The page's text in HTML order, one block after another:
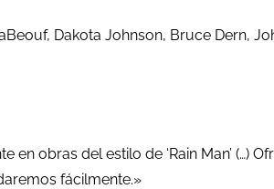
Dakota Johnson, Bruce Dern,
en obras del estilo de ‘Rain Man’
fácilmente.»